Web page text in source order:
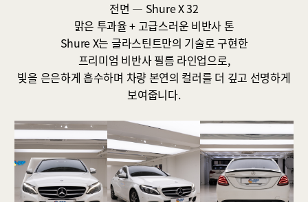
전면 ― Shure X 32
맑은 투과율 + 고급스러운 비반사 톤
Shure X는 글라스틴트만의 기술로 구현한
프리미엄 비반사 필름 라인업으로,
빛을 은은하게 흡수하며 차량 본연의 컬러를 더 깊고 선명하게
보여줍니다.